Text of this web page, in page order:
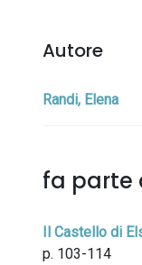
Autore
Randi, Elena
fa parte
Il Castello di
p. 103-114